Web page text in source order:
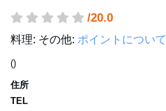
/20.0
料理: その他: ポイントについて
()
住所
TEL